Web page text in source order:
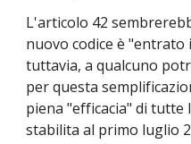
L'articolo 42
nuovo codice è
tuttavia, a qualcuno
per questa
piena "efficacia" di tutte
stabilita al primo luglio